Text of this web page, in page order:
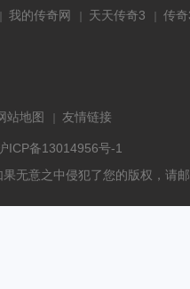
我的传奇网 天天传奇3 传
站地图 友情链接
ICP备13014956号-1
无意之中侵犯了您的版权，请